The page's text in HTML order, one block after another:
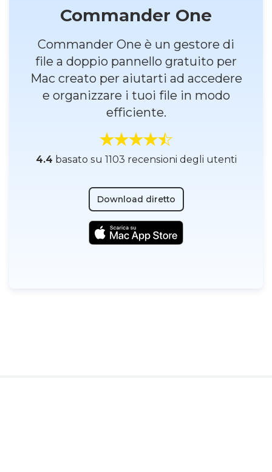
Commander One
Commander One è un gestore di
file a doppio pannello gratuito per
Mac creato per aiutarti ad accedere
e organizzare i tuoi file in modo
efficiente.
4.4 basato su 1103 recensioni degli utenti
Download diretto